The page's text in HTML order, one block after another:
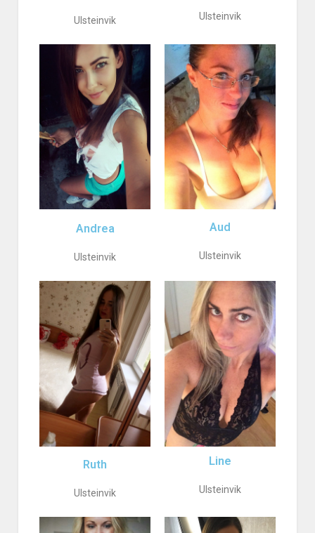
Ulsteinvik Ulsteinvik
Andrea
Ulsteinvik
Aud
Ulsteinvik
Ruth
Ulsteinvik
Line
Ulsteinvik